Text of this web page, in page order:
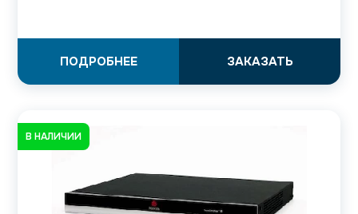
ЗАКАЗАТЬ
ПОДРОБНЕЕ
В НАЛИЧИИ